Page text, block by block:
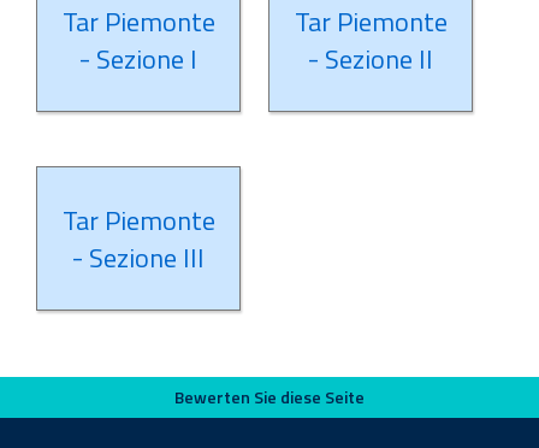
Tar Piemonte
- Sezione I
Tar Piemonte
- Sezione II
Tar Piemonte
- Sezione III
Bewerten Sie diese Seite
Bewerten Sie diese Seite